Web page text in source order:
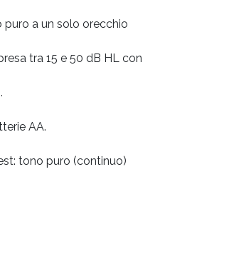
a un solo orecchio
tra 15 e 50 dB HL con
AA.
tono puro (continuo)